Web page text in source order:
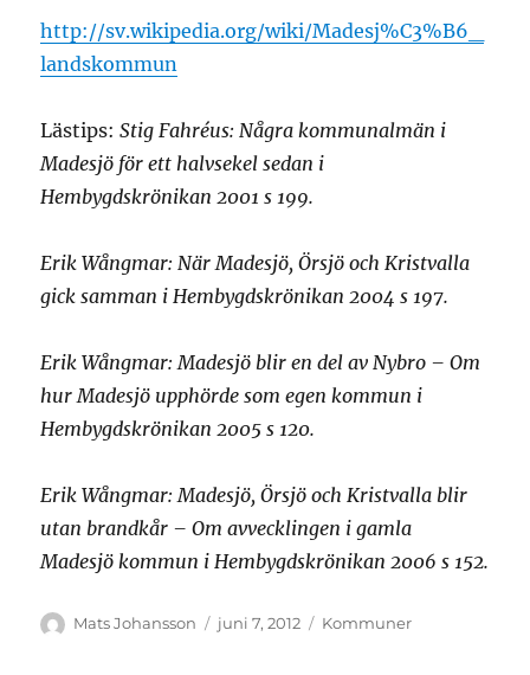
http://sv.wikipedia.org/wiki/Madesj%C3%B6_
landskommun
Lästips: Stig Fahréus: Några kommunalmän i
Madesjö för ett halvsekel sedan i
Hembygdskrönikan 2001 s 199.
Erik Wångmar: När Madesjö, Örsjö och Kristvalla
gick samman i Hembygdskrönikan 2004 s 197.
Erik Wångmar: Madesjö blir en del av Nybro – Om
hur Madesjö upphörde som egen kommun i
Hembygdskrönikan 2005 s 120.
Erik Wångmar: Madesjö, Örsjö och Kristvalla blir
utan brandkår – Om avvecklingen i gamla
Madesjö kommun i Hembygdskrönikan 2006 s 152.
Författare
Mats Johansson
Publicerat
juni 7, 2012 Kategorier
Kommuner